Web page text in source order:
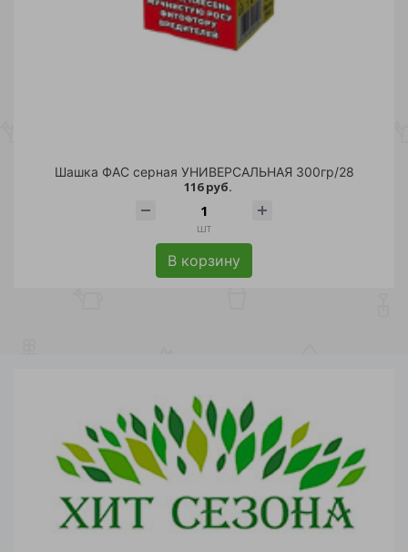
Шашка ФАС серная УНИВЕРСАЛЬНАЯ 300гр/28
116 руб.
шт
В корзину